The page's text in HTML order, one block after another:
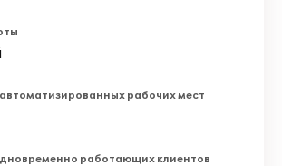
рабочих мест
работающих клиентов